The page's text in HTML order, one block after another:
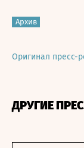
Архив
Оригинал пресс-
ДРУГИЕ